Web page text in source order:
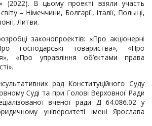
(2022). В цьому проекті взяли участь
– Німеччини, Болгарії, Італії, Польщі,
Литви.
законопроектів: «Про акціонерні
господарські товариства», «Про
«Про управління об’єктами права
рад Конституційного Суду
Суді та при Голові Верховної Ради
вченої ради Д 64.086.02 у
університеті імені Ярослава